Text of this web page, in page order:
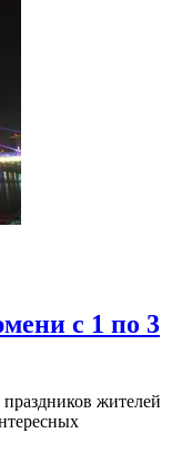
с 1 по 3
жителей